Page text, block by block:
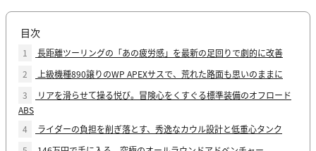
目次
1
長距離ツーリングの「あの疲労感」を最新の足回りで劇的に改善
2
上級機種890譲りのWP APEXサスで、荒れた路面も思いのままに
3
リアを滑らせて操る悦び。冒険心をくすぐる標準装備のオフロード
ABS
4
ライダーの負担を削ぎ落とす、秀逸なカウル設計と低重心タンク